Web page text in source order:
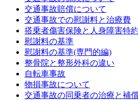
交通事故賠償について
交通事故での慰謝料と治療費
搭乗者傷害保険と人身障害特約
慰謝料の基準
慰謝料の基準(専門的編)
整骨院と整形外科の違い
自転車事故
物損事故について
交通事故の同乗者の治療と補